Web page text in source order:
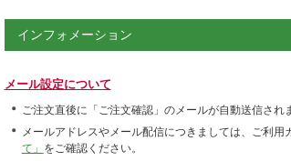
インフォメーション
メール設定について
ご注文直後に「ご注文確認」のメールが自動送信され
メールアドレスやメール配信につきましては、ご利用
て」 をご確認ください。